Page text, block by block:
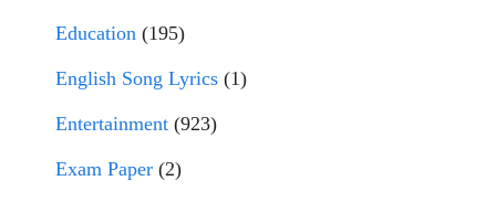
Education (195)
English Song Lyrics (1)
Entertainment (923)
Exam Paper (2)